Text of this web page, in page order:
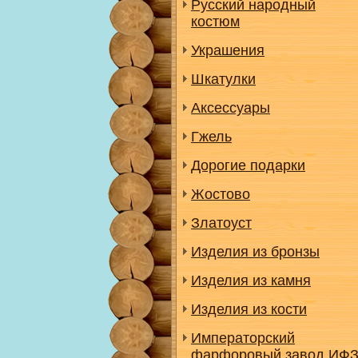
Русский народный
костюм
Украшения
Шкатулки
Аксессуары
Гжель
Дорогие подарки
Жостово
Златоуст
Изделия из бронзы
Изделия из камня
Изделия из кости
Императорский
фарфоровый завод ИФЗ